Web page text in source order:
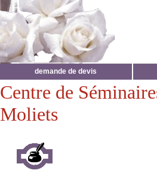
demande de devis
Centre de
Moliets